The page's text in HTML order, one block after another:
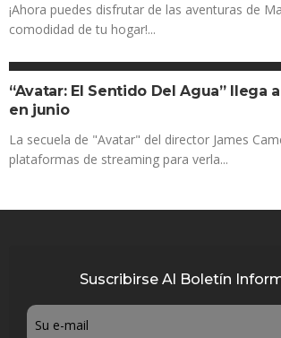
¡Ahora puedes disfrutar de las aventuras de
comodidad de tu hogar!...
“Avatar: El Sentido Del Agua” llega
en junio
La secuela de "Avatar" del director James
plataformas de streaming para verla...
Suscribirse Al Boletín
Email